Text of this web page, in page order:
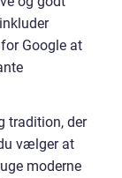
Google at
tradition, der
vælger at
moderne